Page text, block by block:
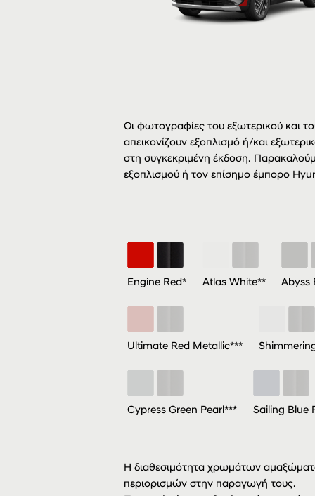
Οι φωτογραφίες του εξωτερικού και
απεικονίζουν εξοπλισμό ή/και
στη συγκεκριμένη έκδοση.
εξοπλισμού ή τον επίσημο έμπορο
Engine Red* Atlas White** Abyss
Ultimate Red Metallic***
Cypress Green Pearl*** Sailing Blue
Η διαθεσιμότητα χρωμάτων
περιορισμών στην παραγωγή τους.